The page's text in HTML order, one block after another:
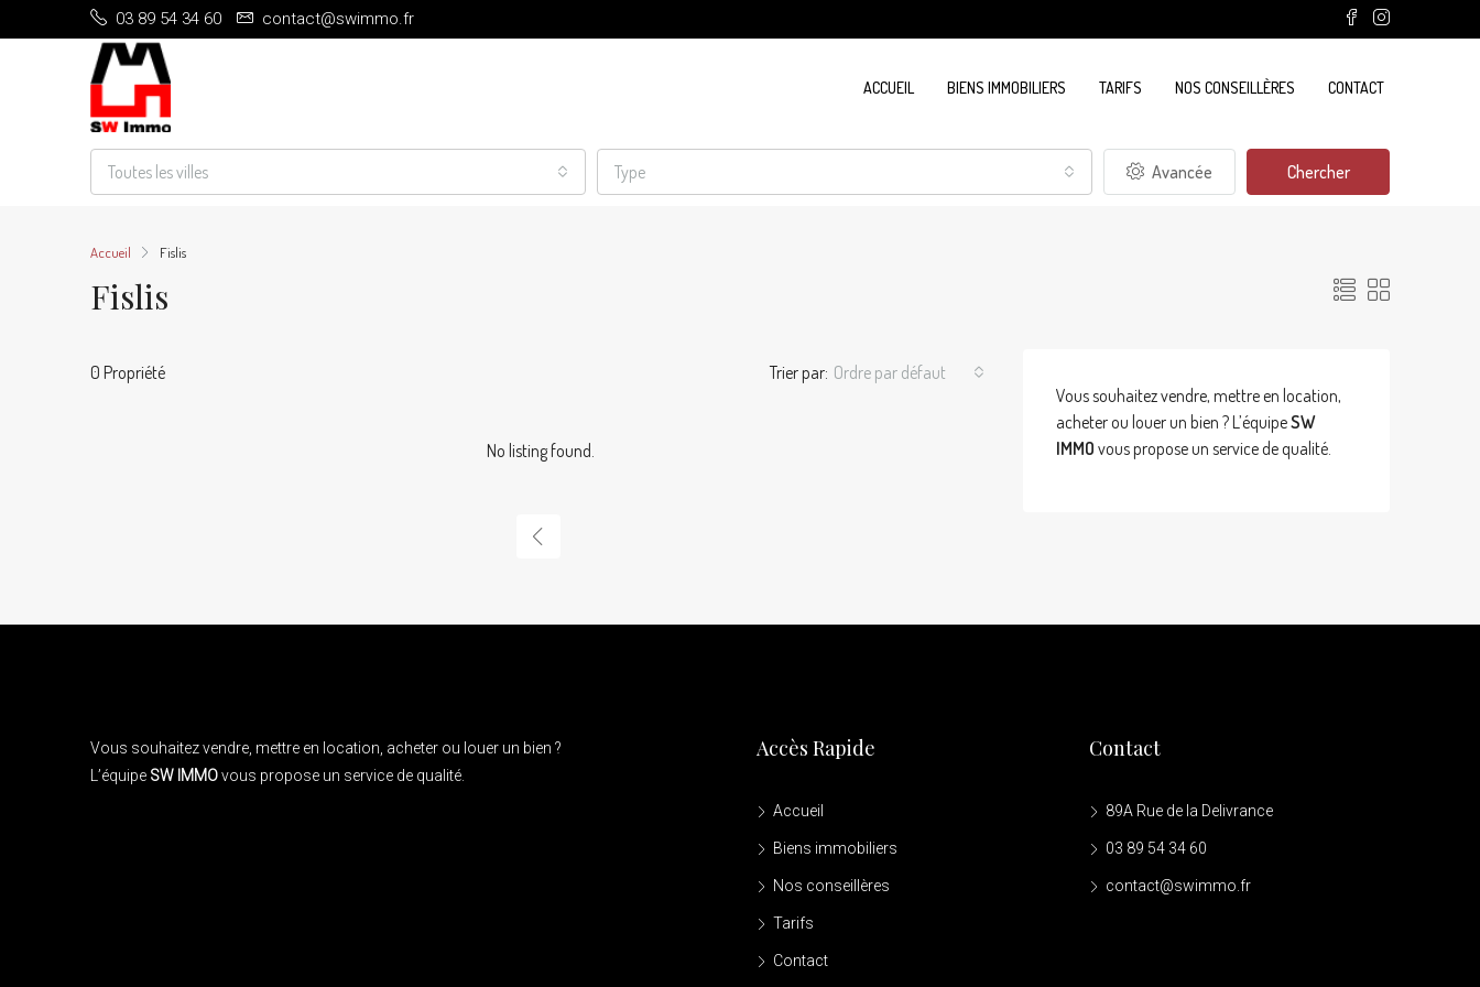
03 89 54 34 60 contact@swimmo.fr
ACCUEIL BIENS IMMOBILIERS TARIFS NOS CONSEILLÈRES CONTACT
Toutes les villes Type Avancée Chercher
Accueil Fislis
Fislis
0 Propriété Trier par: Ordre par défaut
No listing found.
Vous souhaitez vendre, mettre en location,
acheter ou louer un bien ? L’équipeSW
IMMO vous propose un service de qualité.
Vous souhaitez vendre, mettre en location, acheter ou louer un bien ?
L’équipe SW IMMOvous propose un service de qualité.
Accès Rapide
Accueil
Biens immobiliers
Nos conseillères
Tarifs
Contact
Contact
89A Rue de la Delivrance
03 89 54 34 60
contact@swimmo.fr